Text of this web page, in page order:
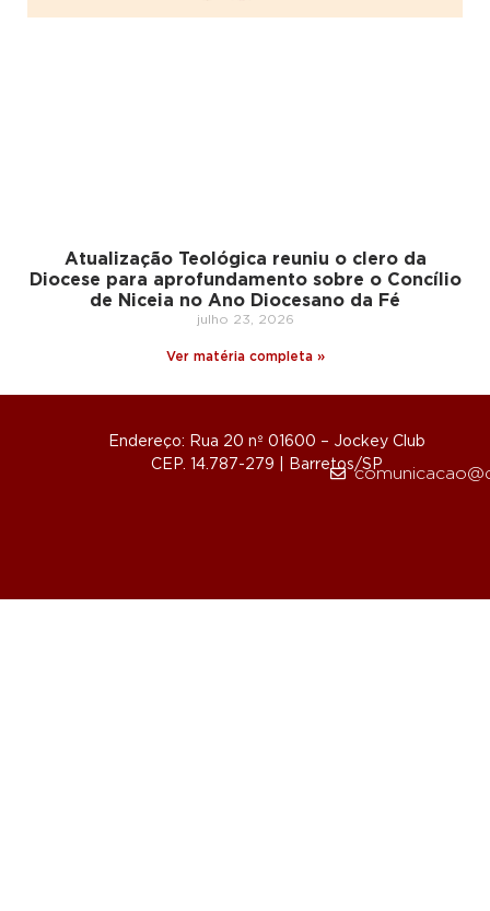
Atualização Teológica reuniu o clero da
Diocese para aprofundamento sobre o Concílio
de Niceia no Ano Diocesano da Fé
julho 23, 2026
Ver matéria completa »
Endereço: Rua 20 nº 01600 – Jockey Club
CEP. 14.787-279 | Barretos/SP